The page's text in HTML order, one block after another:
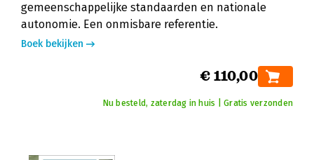
gemeenschappelijke standaarden en nationale
autonomie. Een onmisbare referentie.
Boek bekijken
€ 110,00
Nu besteld, zaterdag in huis | Gratis verzonden